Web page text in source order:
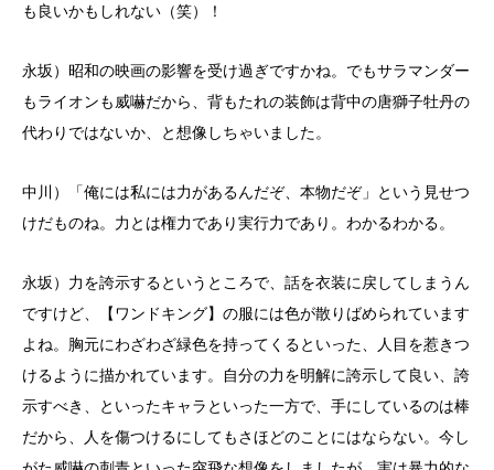
も良いかもしれない（笑）！
永坂）昭和の映画の影響を受け過ぎですかね。でもサラマンダー
もライオンも威嚇だから、背もたれの装飾は背中の唐獅子牡丹の
代わりではないか、と想像しちゃいました。
中川）「俺には私には力があるんだぞ、本物だぞ」という見せつ
けだものね。力とは権力であり実行力であり。わかるわかる。
永坂）力を誇示するというところで、話を衣装に戻してしまうん
ですけど、【ワンドキング】の服には色が散りばめられています
よね。胸元にわざわざ緑色を持ってくるといった、人目を惹きつ
けるように描かれています。自分の力を明解に誇示して良い、誇
示すべき、といったキャラといった一方で、手にしているのは棒
だから、人を傷つけるにしてもさほどのことにはならない。今し